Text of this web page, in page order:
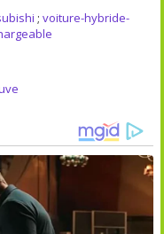
; voiture-hybride-